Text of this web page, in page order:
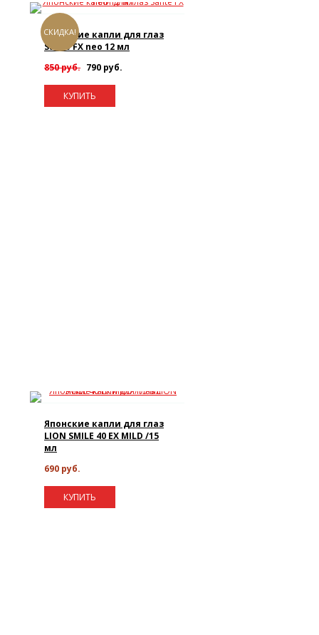
СКИДКА!
Японские капли для глаз
Sante FX neo 12 мл
850 руб. 790 руб.
КУПИТЬ
Японские капли для глаз
LION SMILE 40 EX MILD /15
мл
690 руб.
КУПИТЬ